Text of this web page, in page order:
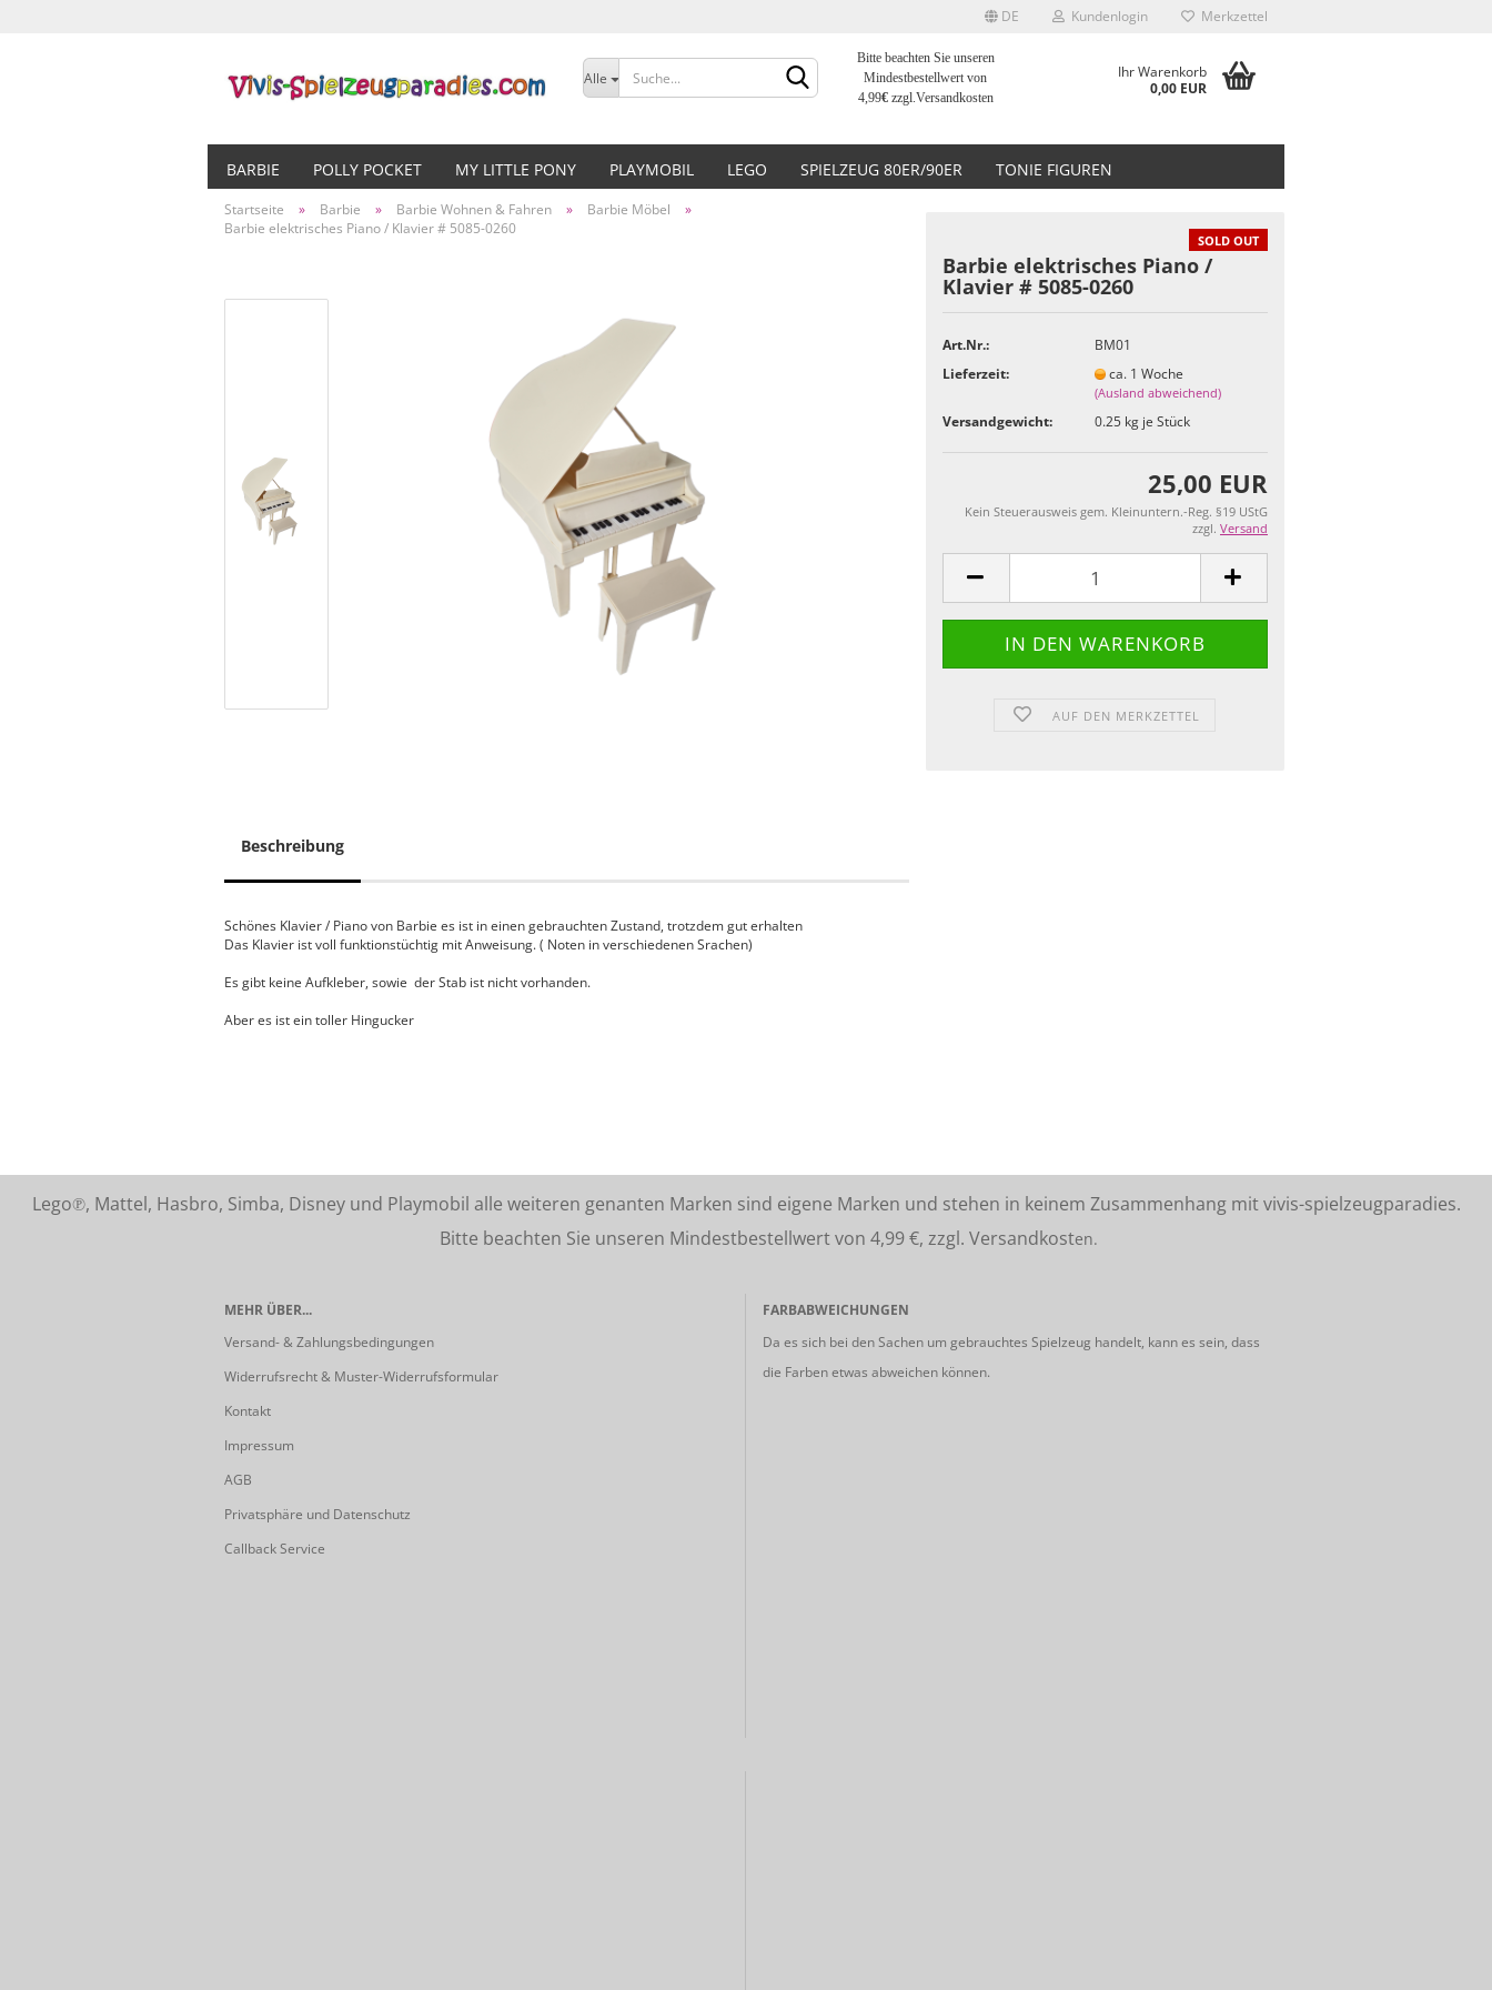
DE
Sprache auswählen
Lieferland
Kundenlogin
Passwort vergessen?
Merkzettel
Alle
Bitte beachten Sie unseren
Mindestbestellwert von
4,99€zzgl.Versandkosten
Ihr Warenkorb
0,00 EUR
BARBIE POLLY POCKET MY LITTLE PONY PLAYMOBIL LEGO SPIELZEUG 80ER/90ER TONIE FIGUREN
Startseite » Barbie » Barbie Wohnen & Fahren » Barbie Möbel
»
Barbie elektrisches Piano / Klavier # 5085-0260
SOLD OUT
Barbie elektrisches Piano /
Klavier # 5085-0260
Art.Nr.:
BM01
Lieferzeit:
ca. 1 Woche
(Ausland abweichend)
Versandgewicht: 0.25kg je Stück
25,00 EUR
Kein Steuerausweis gem. Kleinuntern.-Reg. §19 UStG
zzgl. Versand
AUF DEN MERKZETTEL
Beschreibung
Schönes Klavier / Piano von Barbie es ist in einen gebrauchten Zustand, trotzdem gut erhalten
Das Klavier ist voll funktionstüchtig mit Anweisung. ( Noten in verschiedenen Srachen)
Es gibt keine Aufkleber, sowie der Stab ist nicht vorhanden.
Aber es ist ein toller Hingucker
Lego℗, Mattel, Hasbro, Simba, Disney und Playmobil alle weiteren genanten Marken sind eigene Marken und stehen in keinem Zusammenhang mit vivis-spielzeugparadies.
Bitte beachten Sie unseren Mindestbestellwert von 4,99 €, zzgl. Versandkosten.
MEHR ÜBER...
Versand- & Zahlungsbedingungen
Widerrufsrecht & Muster-Widerrufsformular
Kontakt
Impressum
AGB
Privatsphäre und Datenschutz
Callback Service
FARBABWEICHUNGEN
Da es sich bei den Sachen um gebrauchtes Spielzeug handelt, kann es sein, dass
die Farben etwas abweichen können.